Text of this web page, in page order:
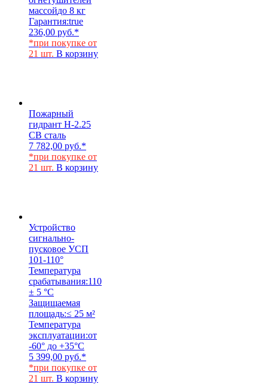
массойдо 8 кг
Гарантия:true
236,00 руб.*
*при покупке от
21 шт. В корзину
Пожарный
гидрант Н-2.25
СВ сталь
7 782,00 руб.*
*при покупке от
21 шт. В корзину
Устройство
сигнально-
пусковое УСП
101-110°
Температура
срабатывания:110
± 5 °С
Защищаемая
площадь:≤ 25 м²
Температура
эксплуатации:от
-60° до +35°С
5 399,00 руб.*
*при покупке от
21 шт. В корзину